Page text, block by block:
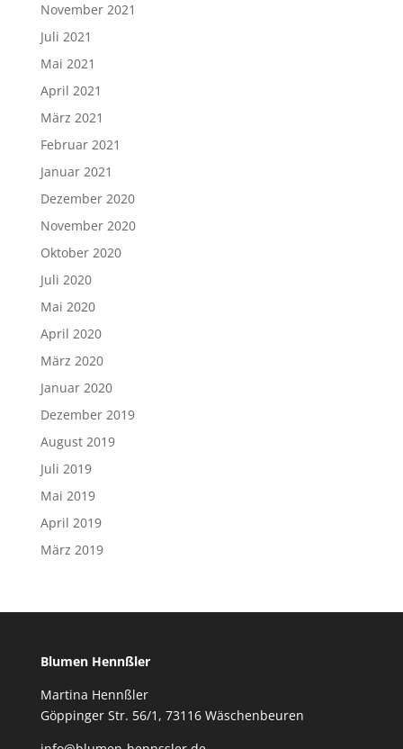
November 2021
Juli 2021
Mai 2021
April 2021
März 2021
Februar 2021
Januar 2021
Dezember 2020
November 2020
Oktober 2020
Juli 2020
Mai 2020
April 2020
März 2020
Januar 2020
Dezember 2019
August 2019
Juli 2019
Mai 2019
April 2019
März 2019
Blumen Hennßler
Martina Hennßler
Göppinger Str. 56/1, 73116 Wäschenbeuren